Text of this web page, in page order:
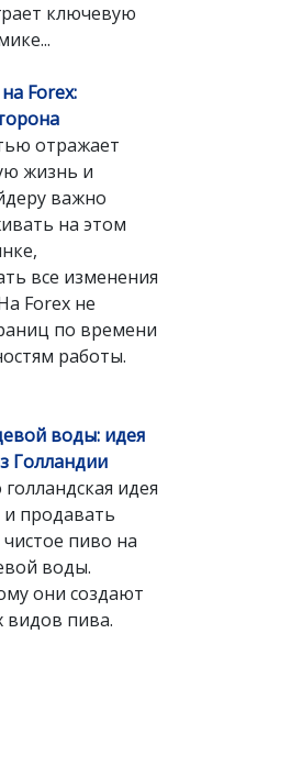
ключевую
Forex:
отражает
жизнь и
важно
на этом
все изменения
Forex не
по времени
работы.
воды: идея
Голландии
идея
продавать
чистое пиво на
воды.
они создают
видов пива.